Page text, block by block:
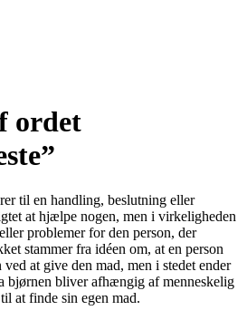
ordet
til en handling, beslutning eller
at hjælpe nogen, men i virkeligheden
problemer for den person, der
stammer fra idéen om, at en person
at give den mad, men i stedet ender
bjørnen bliver afhængig af menneskelig
at finde sin egen mad.